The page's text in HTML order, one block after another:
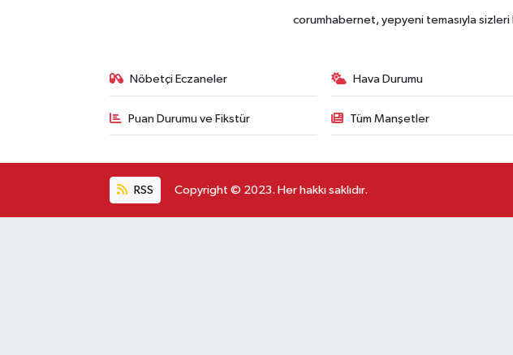
corumhabernet, yepyeni temasıyla
Nöbetçi Eczaneler Hava Durumu
Puan Durumu ve Fikstür Tüm Manşetler
RSS Copyright © 2023. Her hakkı saklıdır.